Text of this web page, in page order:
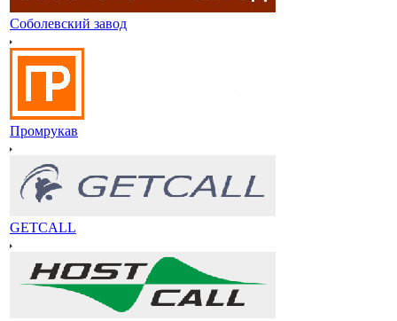
Соболевский завод
Промрукав
GETCALL